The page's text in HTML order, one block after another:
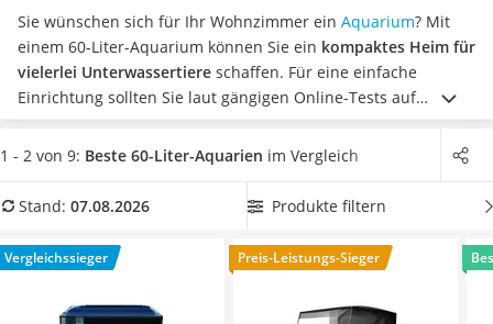
Reisehaartrockner
Eiweißpulver
Magnesiumpräparat
Katzenklappe
Nackenmassagegerät
Zeckenschutz Katze
Philips-Sonicare-Zahnbürste
Mineralfutter Pferd
Massagegerät
Sie wünschen sich für Ihr Wohnzimmer ein Aquarium? Mit
einem 60-Liter-Aquarium können Sie ein kompaktes Heim für
vielerlei Unterwassertiere schaffen. Für eine einfache
Einrichtung sollten Sie laut gängigen Online-Tests auf
Komplettsets zurückgreifen, da diese das notwendige
Zubehör im Lieferumfang besitzen. Wählen Sie jetzt aus
beigefügter Aquarium-Heizung, um für eine optimale
August 2026 besonders das ModellFluval Spec XV*
seinen Eigenschaften.
1 - 2 von 9: Beste 60-Liter-Aquarien im Vergleich
Stand: 07.08.2026 Produkte filtern
Vergleichssieger Preis-Leistungs-Sieger